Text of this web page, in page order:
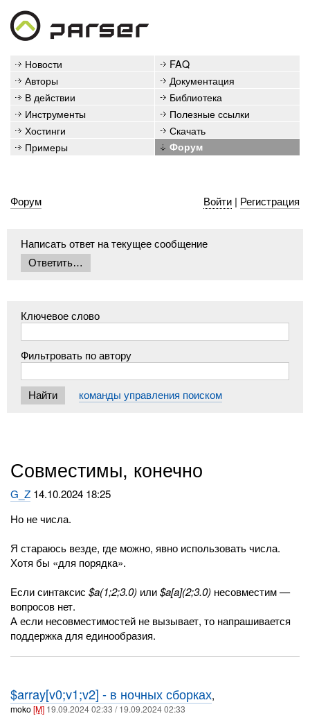
Новости
FAQ
Авторы
Документация
В действии
Библиотека
Инструменты
Полезные ссылки
Хостинги
Скачать
Примеры
Форум
Форум Войти| Регистрация
Написать ответ на текущее сообщение
Ключевое слово
Фильтровать по автору
команды управления поиском
Совместимы, конечно
G_Z 14.10.2024 18:25
Но не числа.
Я стараюсь везде, где можно, явно использовать числа.
Хотя бы «для порядка».
Если синтаксис$a(1;2;3.0) или$a[a](2;3.0) несовместим —
вопросов нет.
А если несовместимостей не вызывает, то напрашивается
поддержка для единообразия.
$array[v0;v1;v2] - в ночных сборках,
moko[M] 19.09.2024 02:33 / 19.09.2024 02:33